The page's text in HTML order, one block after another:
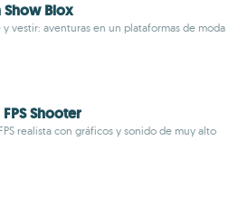
Show Blox
y vestir: aventuras en un plataformas de moda
Shooter
realista con gráficos y sonido de muy alto